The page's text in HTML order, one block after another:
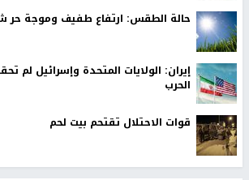
حالة الطقس: ارتفاع طفيف وموجة حر
إيران: الولايات المتحدة وإسرائيل لم
الحرب
قوات الاحتلال تقتحم بيت لحم